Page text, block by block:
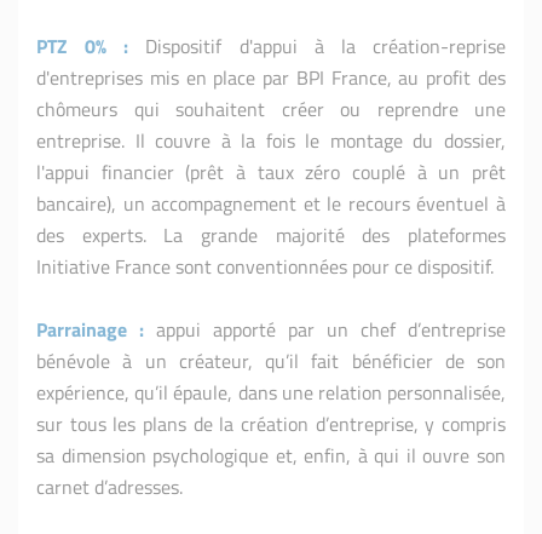
PTZ 0% : Dispositif d'appui à la création-reprise
d'entreprises mis en place par BPI France, au profit des
chômeurs qui souhaitent créer ou reprendre une
entreprise. Il couvre à la fois le montage du dossier,
l'appui financier (prêt à taux zéro couplé à un prêt
bancaire), un accompagnement et le recours éventuel à
des experts. La grande majorité des plateformes
Initiative France sont conventionnées pour ce dispositif.
Parrainage : appui apporté par un chef d’entreprise
bénévole à un créateur, qu’il fait bénéficier de son
expérience, qu’il épaule, dans une relation personnalisée,
sur tous les plans de la création d’entreprise, y compris
sa dimension psychologique et, enfin, à qui il ouvre son
carnet d’adresses.